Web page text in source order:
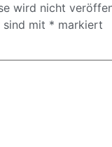
wird nicht
sind mit * markiert